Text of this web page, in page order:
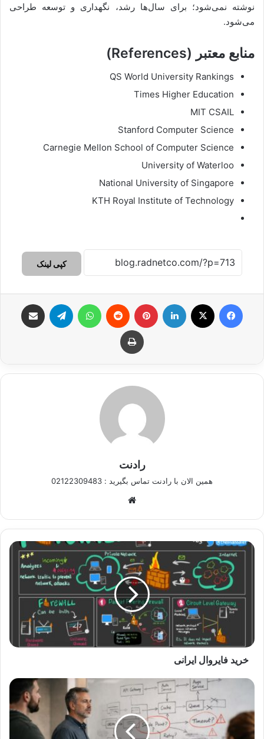
نوشته نمی‌شود؛ برای سال‌ها رشد، نگهداری و توسعه طراحی
می‌شود.
منابع معتبر (References)
QS World University Rankings
Times Higher Education
MIT CSAIL
Stanford Computer Science
Carnegie Mellon School of Computer Science
University of Waterloo
National University of Singapore
KTH Royal Institute of Technology
کپی لینک
فیس بوک لینکدین ‫پین‌ترست ‫رددیت تلگرام
چاپ
رادنت
همین الان با رادنت تماس بگیرید : 02122309483
خرید
فایروال‌
خرید فایروال‌ ایرانی
تغییر
پیمانکار
نرم‌
افزار